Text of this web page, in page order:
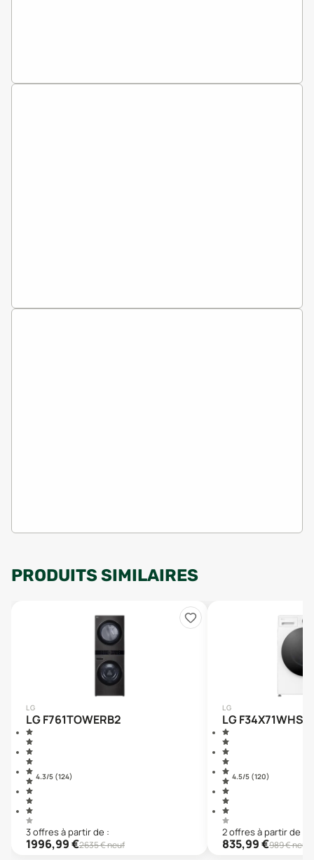
PRODUITS SIMILAIRES
LG
LG F761TOWERB2
4.3/5 (124)
3offresà partir de :
1996,99€2635€ neuf
LG
LG F34X71WHST
4.5/5 (120)
2offresà partir de :
835,99€989€ neuf